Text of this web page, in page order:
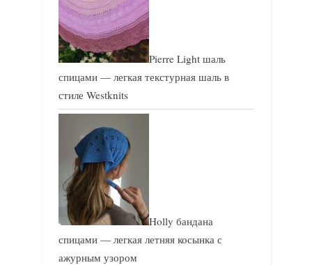
Pierre Light шаль
спицами — легкая текстурная шаль в
стиле Westknits
Holly бандана
спицами — легкая летняя косынка с
ажурным узором